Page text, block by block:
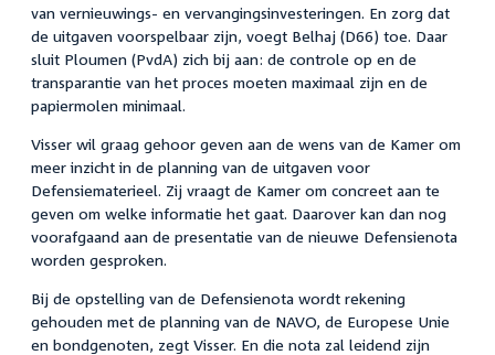
van vernieuwings- en vervangingsinvesteringen. En zorg dat
de uitgaven voorspelbaar zijn, voegt Belhaj (D66) toe. Daar
sluit Ploumen (PvdA) zich bij aan: de controle op en de
transparantie van het proces moeten maximaal zijn en de
papiermolen minimaal.
Visser wil graag gehoor geven aan de wens van de Kamer om
meer inzicht in de planning van de uitgaven voor
Defensiematerieel. Zij vraagt de Kamer om concreet aan te
geven om welke informatie het gaat. Daarover kan dan nog
voorafgaand aan de presentatie van de nieuwe Defensienota
worden gesproken.
Bij de opstelling van de Defensienota wordt rekening
gehouden met de planning van de NAVO, de Europese Unie
en bondgenoten, zegt Visser. En die nota zal leidend zijn